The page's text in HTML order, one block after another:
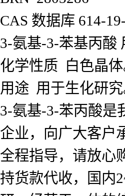
CAS 数据库 614-
3-氨基-3-苯基丙酸
化学性质 白色晶
用途 用于生化研究
3-氨基-3-苯丙酸是
企业，向广大客户
全程指导，请放心
持货款代收，国内